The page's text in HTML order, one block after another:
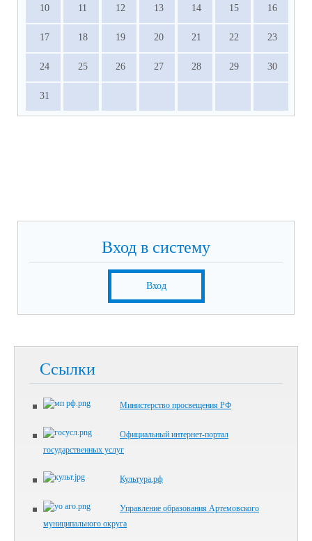
10 11 12 13 14 15 16
17 18 19 20 21 22 23
24 25 26 27 28 29 30
31
Вход в систему
Вход
Ссылки
Министерство просвещения РФ
Официальный интернет-портал
государственных услуг
Культура.рф
Управление образования Артемовского
муниципального округа